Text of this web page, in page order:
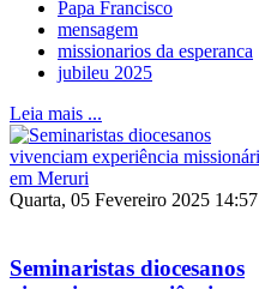
Papa Francisco
mensagem
missionarios da esperanca
jubileu 2025
Leia mais ...
Quarta, 05 Fevereiro 2025 14:57
Seminaristas diocesanos